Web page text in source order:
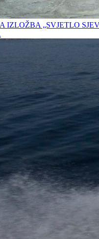
IZLOŽBA „SVJETLO